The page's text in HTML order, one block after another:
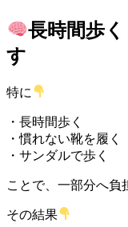
長時間歩
す
特に
・長時間歩く
・慣れない靴を履く
・サンダルで歩く
ことで、一部分へ負
その結果